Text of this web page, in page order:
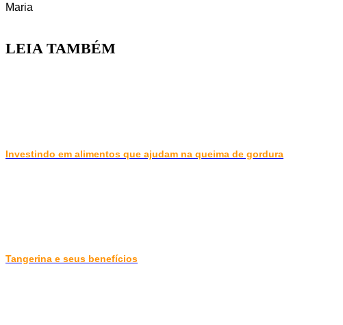
Maria
LEIA TAMBÉM
Investindo em alimentos que ajudam na queima de gordura
Tangerina e seus benefícios